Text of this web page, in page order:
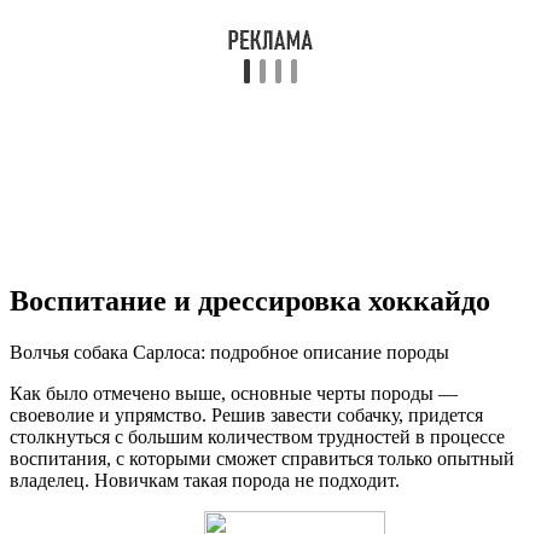
Воспитание и дрессировка хоккайдо
Волчья собака Сарлоса: подробное описание породы
Как было отмечено выше, основные черты породы —
своеволие и упрямство. Решив завести собачку, придется
столкнуться с большим количеством трудностей в процессе
воспитания, с которыми сможет справиться только опытный
владелец. Новичкам такая порода не подходит.